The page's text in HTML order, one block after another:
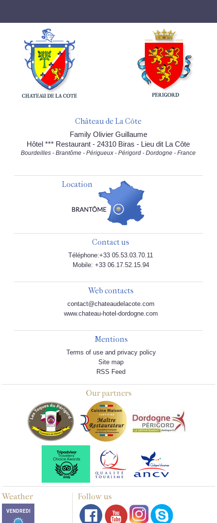
Château de La Côte
Family Olivier Guillaume
Hôtel *** Restaurant - 24310 Biras - Lieu dit La Côte
Bourdeilles - Brantôme - Périgueux - Périgord - Dordogne - France
Location
Contact us
Téléphone:+33 05.53.03.70.11
Mobile: +33 06.17.52.15.94
Web contacts
contact@chateaudelacote.com
www.chateau-hotel-dordogne.com
Mentions
Terms of use and privacy policy
Site map
RSS Feed
Our partners
Weather Follow us